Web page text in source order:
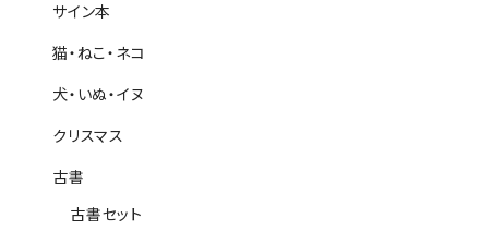
サイン本
猫・ねこ・ネコ
犬・いぬ・イヌ
クリスマス
古書
古書セット